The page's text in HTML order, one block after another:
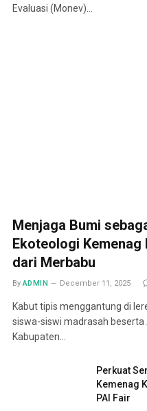
Evaluasi (Monev)…
Menjaga Bumi
Ekoteologi Kemenag
dari Merbabu
By ADMIN December 11, 2025
Kabut tipis menggantung di
siswa-siswi madrasah
Kabupaten…
Perkuat
Kemenag
PAI Fair